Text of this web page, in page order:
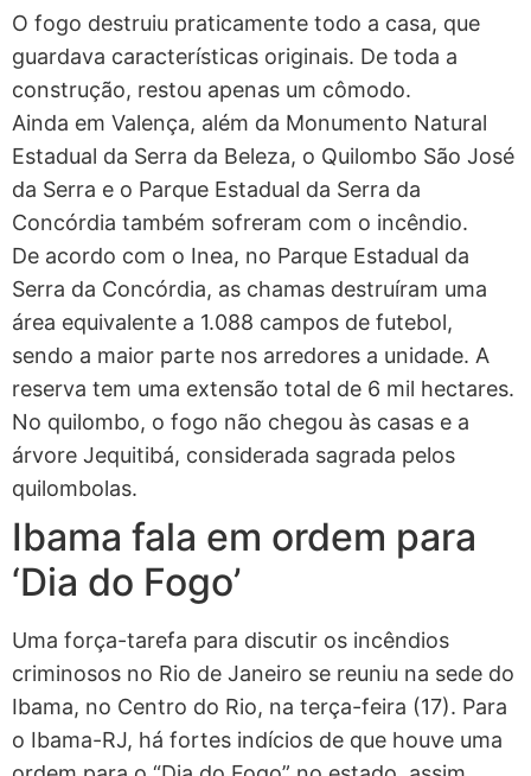
O fogo destruiu praticamente todo a casa, que
guardava características originais. De toda a
construção, restou apenas um cômodo.
Ainda em Valença, além da Monumento Natural
Estadual da Serra da Beleza, o Quilombo São José
da Serra e o Parque Estadual da Serra da
Concórdia também sofreram com o incêndio.
De acordo com o Inea, no Parque Estadual da
Serra da Concórdia, as chamas destruíram uma
área equivalente a 1.088 campos de futebol,
sendo a maior parte nos arredores a unidade. A
reserva tem uma extensão total de 6 mil hectares.
No quilombo, o fogo não chegou às casas e a
árvore Jequitibá, considerada sagrada pelos
quilombolas.
Ibama fala em ordem para
‘Dia do Fogo’
Uma força-tarefa para discutir os incêndios
criminosos no Rio de Janeiro se reuniu na sede do
Ibama, no Centro do Rio, na terça-feira (17). Para
o Ibama-RJ, há fortes indícios de que houve uma